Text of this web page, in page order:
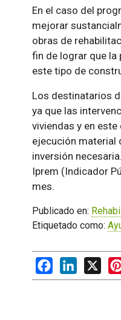
En el caso del
mejorar
obras de
fin de lograr que la
este tipo de
Los destinatarios
ya que las
viviendas y en
ejecución material
inversión
Iprem (Indicador
mes.
Publicado en:
Etiquetado como:
FacebookLinkedIn
X